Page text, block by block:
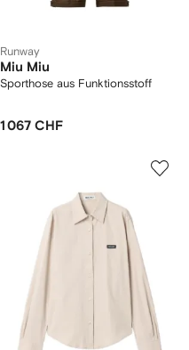
Runway
Miu Miu
Sporthose aus Funktionsstoff
1 067 CHF